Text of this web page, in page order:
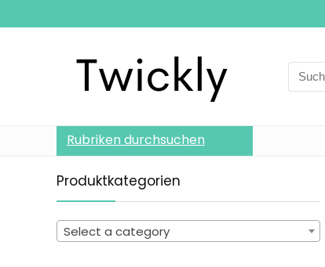
Search
for:
Rubriken durchsuchen
Produktkategorien
Select a category